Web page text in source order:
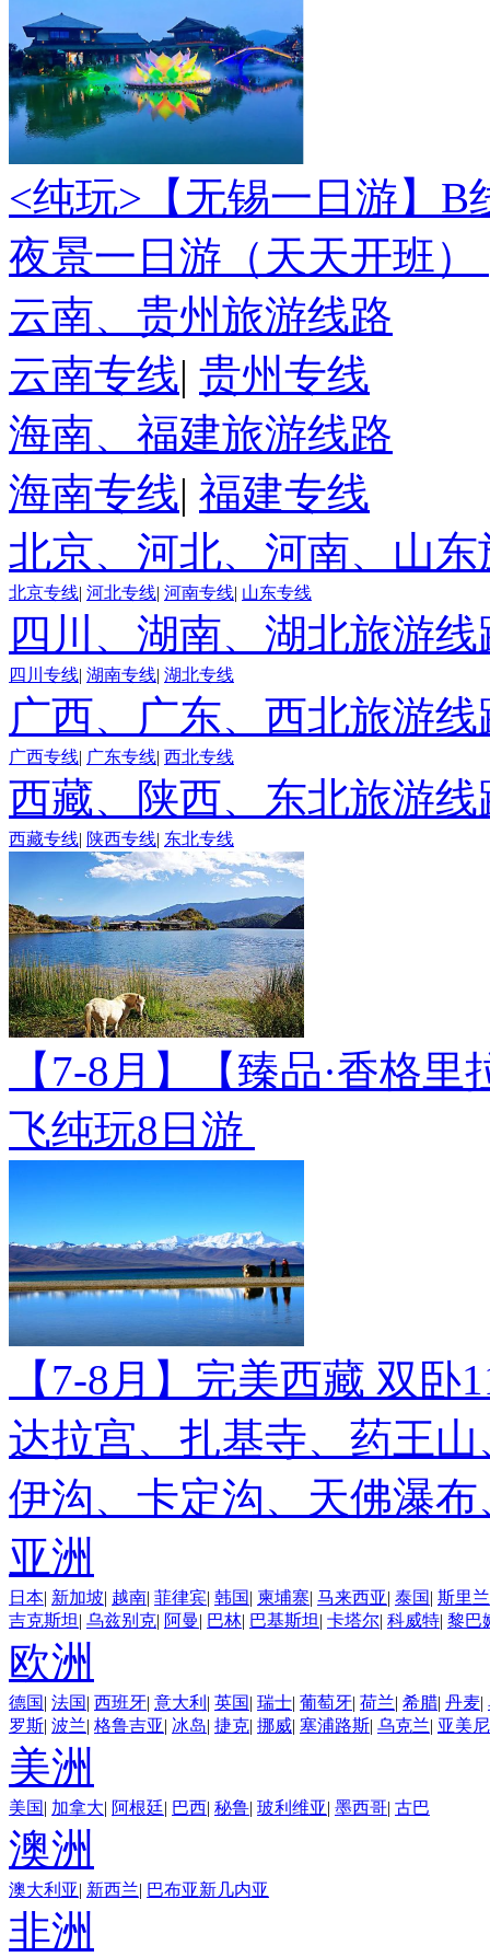
<纯玩> 【无锡一日游】
夜景一日游（天天开班）
云南、贵州旅游线路
云南专线| 贵州专线
海南、福建旅游线路
海南专线| 福建专线
北京、河北、河南、山
北京专线| 河北专线| 河南专线| 山东专线
四川、湖南、湖北旅游线
四川专线| 湖南专线| 湖北专线
广西、广东、西北旅游线
广西专线| 广东专线| 西北专线
西藏、陕西、东北旅游线
西藏专线| 陕西专线| 东北专线
【7-8月】【臻品·香格
飞纯玩8日游
【7-8月】完美西藏 双
达拉宫、扎基寺、药王
伊沟、卡定沟、天佛瀑布
亚洲
日本| 新加坡| 越南| 菲律宾| 韩国| 柬埔寨| 马来西亚| 泰国| 斯里
吉克斯坦 | 乌兹别克| 阿曼| 巴林| 巴基斯坦 | 卡塔尔| 科威特| 黎巴
欧洲
德国| 法国| 西班牙| 意大利 | 英国| 瑞士| 葡萄牙| 荷兰| 希腊| 丹麦|
罗斯| 波兰| 格鲁吉亚| 冰岛| 捷克| 挪威| 塞浦路斯| 乌克兰| 亚美
美洲
美国| 加拿大| 阿根廷| 巴西| 秘鲁| 玻利维亚| 墨西哥| 古巴
澳洲
澳大利亚| 新西兰| 巴布亚新几内亚
非洲